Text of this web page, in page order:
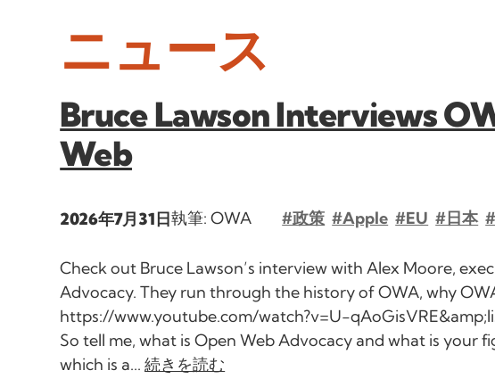
ニュース
Bruce Lawson Interviews
Web
2026年7月31日執筆: OWA #政策 #Apple #EU #日本
Check out Bruce Lawson’s interview with Alex Moore,
Advocacy. They run through the history of OWA, why
https://www.youtube.com/watch?v=U-
So tell me, what is Open Web Advocacy and what is your
which is a...続きを読む